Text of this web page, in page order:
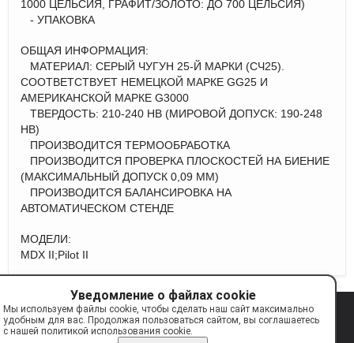
1000 ЦЕЛЬСИЯ, ГРАФИТ/ЗОЛОТО: ДО 700 ЦЕЛЬСИЯ)
- УПАКОВКА
ОБЩАЯ ИНФОРМАЦИЯ:
МАТЕРИАЛ: СЕРЫЙ ЧУГУН 25-Й МАРКИ (СЧ25).
СООТВЕТСТВУЕТ НЕМЕЦКОЙ МАРКЕ GG25 И
АМЕРИКАНСКОЙ МАРКЕ G3000
ТВЕРДОСТЬ: 210-240 НВ (МИРОВОЙ ДОПУСК: 190-248
НВ)
ПРОИЗВОДИТСЯ ТЕРМООБРАБОТКА
ПРОИЗВОДИТСЯ ПРОВЕРКА ПЛОСКОСТЕЙ НА БИЕНИЕ
(МАКСИМАЛЬНЫЙ ДОПУСК 0,09 ММ)
ПРОИЗВОДИТСЯ БАЛАНСИРОВКА НА
АВТОМАТИЧЕСКОМ СТЕНДЕ
МОДЕЛИ:
MDX II;Pilot II
© 2017—2026 TAYGA info@tayga.parts
Сделано на платформе
Уведомление о файлах cookie
Мы используем файлы cookie, чтобы сделать наш сайт максимально
удобным для вас. Продолжая пользоваться сайтом, вы соглашаетесь
с нашей политикой использования cookie.